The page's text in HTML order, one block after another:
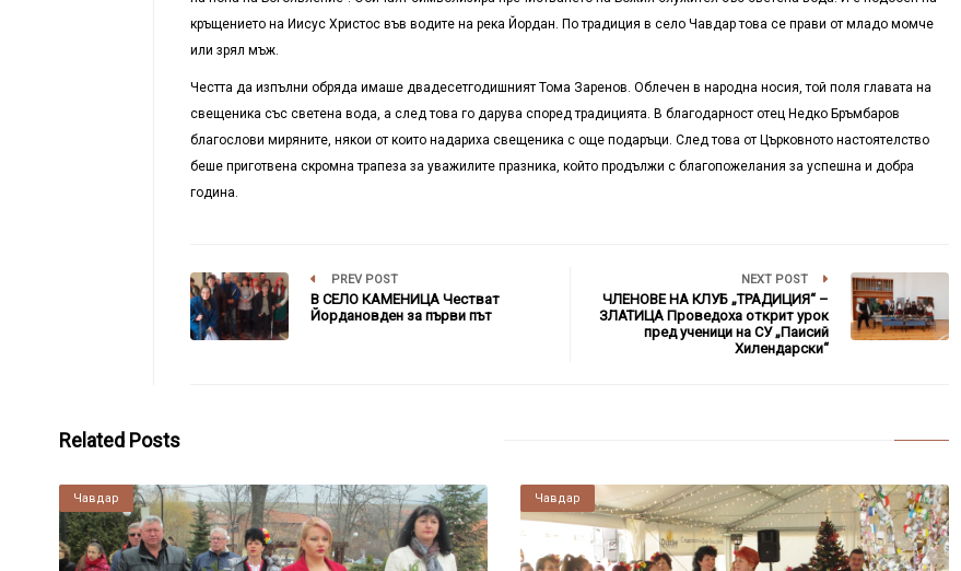
кръщението на Иисус Христос във водите на река Йордан. По традиция в село Чавдар това се прави от младо момче
или зрял мъж.
Честта да изпълни обряда имаше двадесетгодишният Тома Заренов. Облечен в народна носия, той поля главата на
свещеника със светена вода, а след това го дарува според традицията. В благодарност отец Недко Бръмбаров
благослови миряните, някои от които надариха свещеника с още подаръци. След това от Църковното настоятелство
беше приготвена скромна трапеза за уважилите празника, който продължи с благопожелания за успешна и добра
година.
PREV POST
В СЕЛО КАМЕНИЦА Честват
Йордановден за първи път
NEXT POST
ЧЛЕНОВЕ НА КЛУБ „ТРАДИЦИЯ“ –
ЗЛАТИЦА Проведоха открит урок
пред ученици на СУ „Паисий
Хилендарски“
Related Posts
Чавдар Чавдар